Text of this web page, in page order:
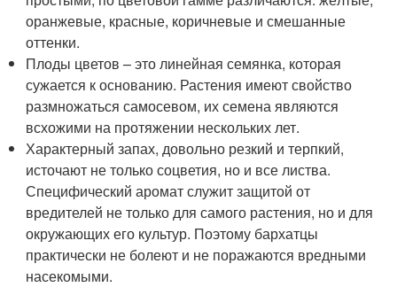
оранжевые, красные, коричневые и смешанные
оттенки.
Плоды цветов – это линейная семянка, которая
сужается к основанию. Растения имеют свойство
размножаться самосевом, их семена являются
всхожими на протяжении нескольких лет.
Характерный запах, довольно резкий и терпкий,
источают не только соцветия, но и все листва.
Специфический аромат служит защитой от
вредителей не только для самого растения, но и для
окружающих его культур. Поэтому бархатцы
практически не болеют и не поражаются вредными
насекомыми.